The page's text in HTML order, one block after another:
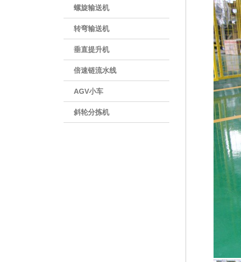
螺旋输送机
转弯输送机
垂直提升机
倍速链流水线
AGV小车
斜轮分拣机